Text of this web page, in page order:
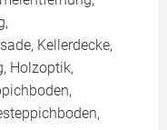
Kellerdecke,
Holzoptik,